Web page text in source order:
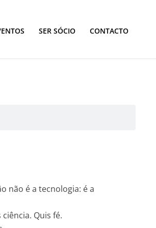
SER SÓCIO CONTACTO
não é a tecnologia: é a
Quis fé.